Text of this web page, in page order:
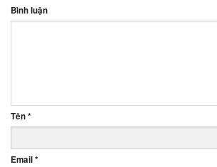
Bình luận
Tên*
Email*